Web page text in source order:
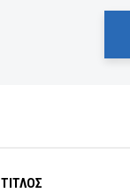
ΤΙΤΛΟΣ